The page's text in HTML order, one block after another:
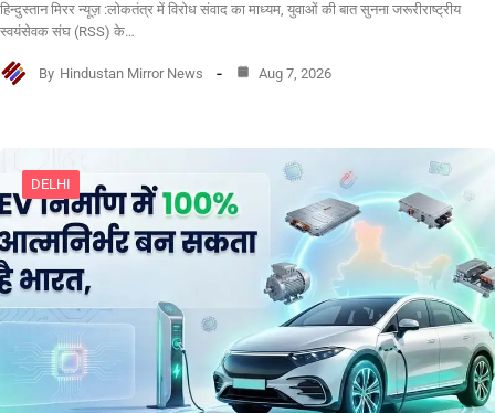
हिन्दुस्तान मिरर न्यूज़ :लोकतंत्र में विरोध संवाद का माध्यम, युवाओं की बात सुनना जरूरीराष्ट्रीय
स्वयंसेवक संघ (RSS) के…
By Hindustan Mirror News Aug 7, 2026
DELHI